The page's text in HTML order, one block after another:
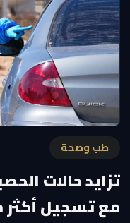
طب وصحة
تزايد حالات
مع تسجيل أكثر من 2000 إصابة